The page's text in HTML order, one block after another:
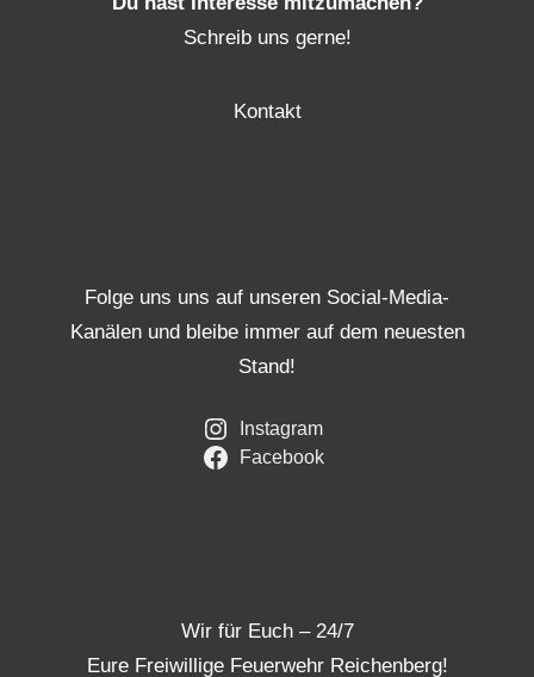
Schreib uns gerne!
Kontakt
Folge uns uns auf unseren Social-Media-
Kanälen und bleibe immer auf dem neuesten
Stand!
Instagram
Facebook
Wir für Euch – 24/7
Eure Freiwillige Feuerwehr Reichenberg!